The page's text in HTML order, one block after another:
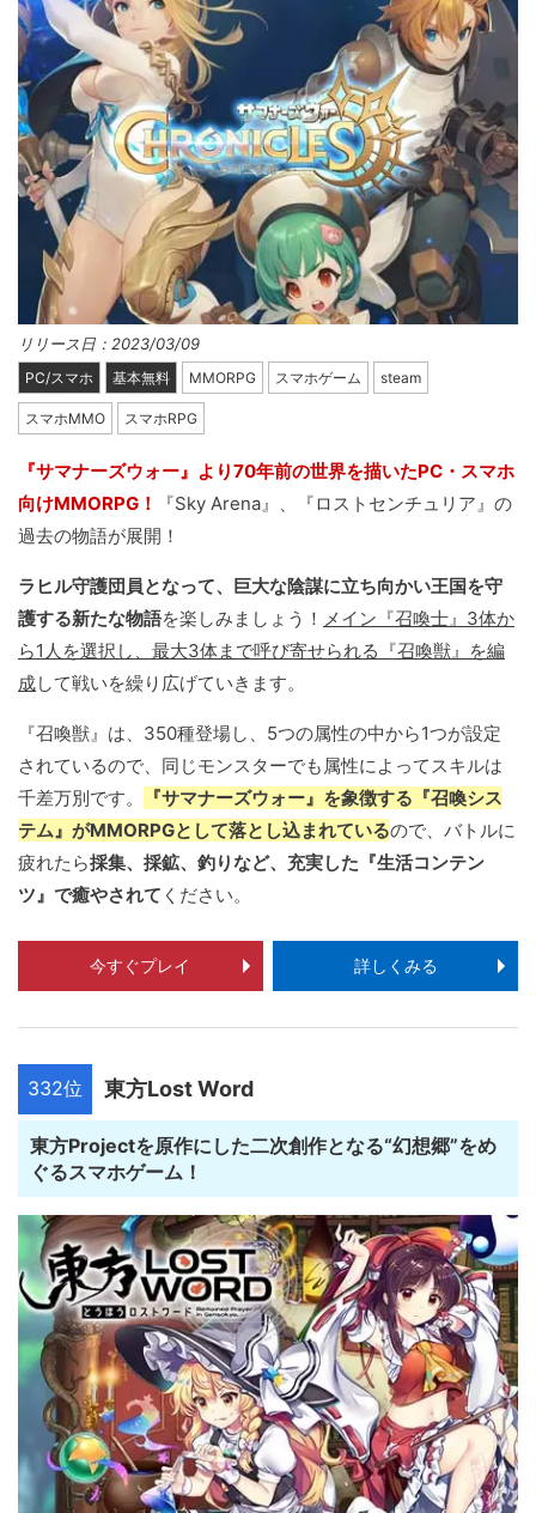
リリース日：2023/03/09
PC/スマホ 基本無料 MMORPG スマホゲーム steam
スマホMMO スマホRPG
『サマナーズウォー』より70年前の世界を描いたPC・スマホ
向けMMORPG！
『Sky Arena』、『ロストセンチュリア』の
過去の物語が展開！
ラヒル守護団員となって、巨大な陰謀に立ち向かい王国を守
護する新たな物語を楽しみましょう！ メイン『召喚士』3体か
ら1人を選択し、最大3体まで呼び寄せられる『召喚獣』を編
成して戦いを繰り広げていきます。
『召喚獣』は、350種登場し、5つの属性の中から1つが設定
されているので、同じモンスターでも属性によってスキルは
千差万別です。
『サマナーズウォー』を象徴する『召喚シス
テム』がMMORPGとして落とし込まれているので、バトルに
疲れたら採集、採鉱、釣りなど、充実した『生活コンテン
ツ』で癒やされて ください。
今すぐプレイ 詳しくみる
332位 東方Lost Word
東方Projectを原作にした二次創作となる“幻想郷”をめ
ぐるスマホゲーム！